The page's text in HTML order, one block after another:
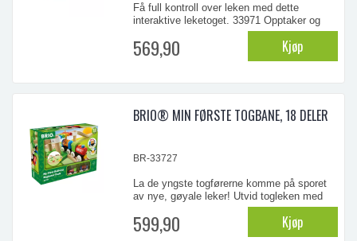
Få full kontroll over leken med dette
interaktive leketoget. 33971 Opptaker og
avspiller-lokomotiv er et batteridrevet tog
som er full av leken teknologi og kraftig nok
til å håndtere selv den tyngste lasten. Trykk
569,90 Kjøp
BRIO® MIN FØRSTE TOGBANE, 18 DELER
BR-33727
La de yngste togførerne komme på sporet
av nye, gøyale leker! Utvid togleken med
dette store startsettet. Kjør toget over eller
under den spennende, regnbuefargede
hengebroen og utforsk de ulike
599,90 Kjøp